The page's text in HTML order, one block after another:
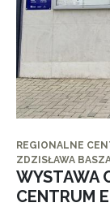
REGIONALNE
ZDZISŁAWA
WYSTAWA
CENTRUM